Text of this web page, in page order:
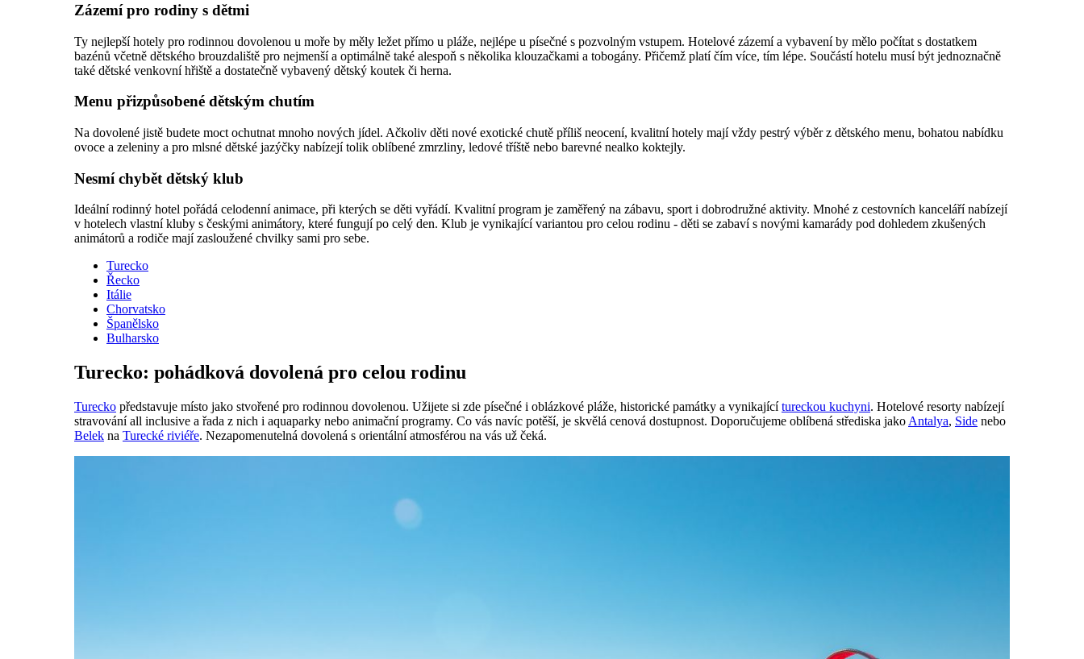
Zázemí pro rodiny s dětmi
Ty nejlepší hotely pro rodinnou dovolenou u moře by měly ležet přímo u pláže, nejlépe u písečné s pozvolným vstupem. Hotelové zázemí a vybavení by mělo počítat s dostatkem
bazénů včetně dětského brouzdaliště pro nejmenší a optimálně také alespoň s několika klouzačkami a tobogány. Přičemž platí čím více, tím lépe. Součástí hotelu musí být jednoznačně
také dětské venkovní hřiště a dostatečně vybavený dětský koutek či herna.
Menu přizpůsobené dětským chutím
Na dovolené jistě budete moct ochutnat mnoho nových jídel. Ačkoliv děti nové exotické chutě příliš neocení, kvalitní hotely mají vždy pestrý výběr z dětského menu, bohatou nabídku
ovoce a zeleniny a pro mlsné dětské jazýčky nabízejí tolik oblíbené zmrzliny, ledové tříště nebo barevné nealko koktejly.
Nesmí chybět dětský klub
Ideální rodinný hotel pořádá celodenní animace, při kterých se děti vyřádí. Kvalitní program je zaměřený na zábavu, sport i dobrodružné aktivity. Mnohé z cestovních kanceláří nabízejí
v hotelech vlastní kluby s českými animátory, které fungují po celý den. Klub je vynikající variantou pro celou rodinu - děti se zabaví s novými kamarády pod dohledem zkušených
animátorů a rodiče mají zasloužené chvilky sami pro sebe.
Turecko
Řecko
Itálie
Chorvatsko
Španělsko
Bulharsko
Turecko: pohádková dovolená pro celou rodinu
Turecko představuje místo jako stvořené pro rodinnou dovolenou. Užijete si zde písečné i oblázkové pláže, historické památky a vynikajícítureckou kuchyni. Hotelové resorty nabízejí
stravování all inclusive a řada z nich i aquaparky nebo animační programy. Co vás navíc potěší, je skvělá cenová dostupnost. Doporučujeme oblíbená střediska jako Antalya, Side nebo
Belek na Turecké riviéře. Nezapomenutelná dovolená s orientální atmosférou na vás už čeká.